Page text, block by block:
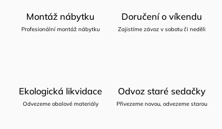
Montáž nábytku
Profesionální montáž nábytku
Doručení o víkendu
Zajistíme závoz v sobotu či neděli
Ekologická likvidace
Odvezeme obalové materiály
Odvoz staré sedačky
Přivezeme novou, odvezeme starou